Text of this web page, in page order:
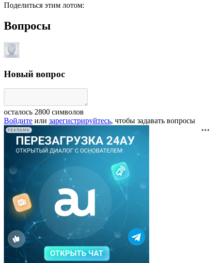
Поделиться этим лотом:
Вопросы
Новый вопрос
осталось 2800 символов
Войдите или зарегистрируйтесь, чтобы задавать вопросы
РЕКЛАМА